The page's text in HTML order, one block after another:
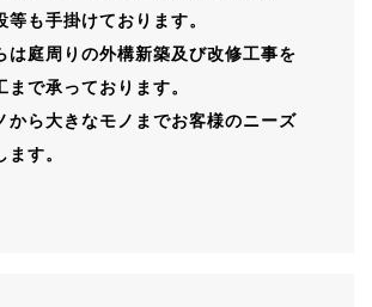
等も手掛けております。
庭周りの外構新築及び改修工事を
まで承っております。
ら大きなモノまでお客様のニーズ
ます。